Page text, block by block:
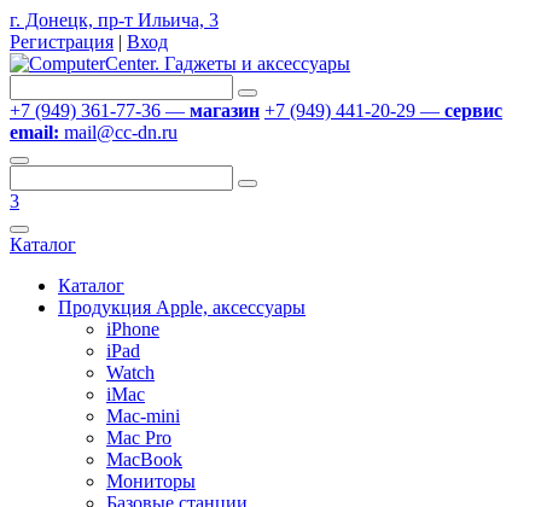
г. Донецк, пр-т Ильича, 3
Регистрация | Вход
+7 (949) 361-77-36 — магазин +7 (949) 441-20-29 — сервис
email: mail@cc-dn.ru
3
Каталог
Каталог
Продукция Apple, аксессуары
iPhone
iPad
Watch
iMac
Mac-mini
Mac Pro
MacBook
Мониторы
Базовые станции